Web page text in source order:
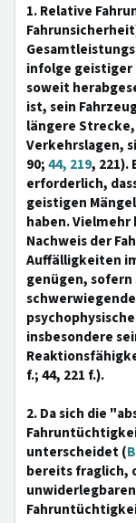
1. Relative
infolge geistiger
soweit
ist, sein
längere
Verkehrslagen,
90;44, 219, 221).
erforderlich,
geistigen
haben.
Nachweis der
Auffälligkeiten
genügen,
insbesondere
f.; 44, 221 f.).
2. Da sich die
unterscheidet (
bereits fraglich,